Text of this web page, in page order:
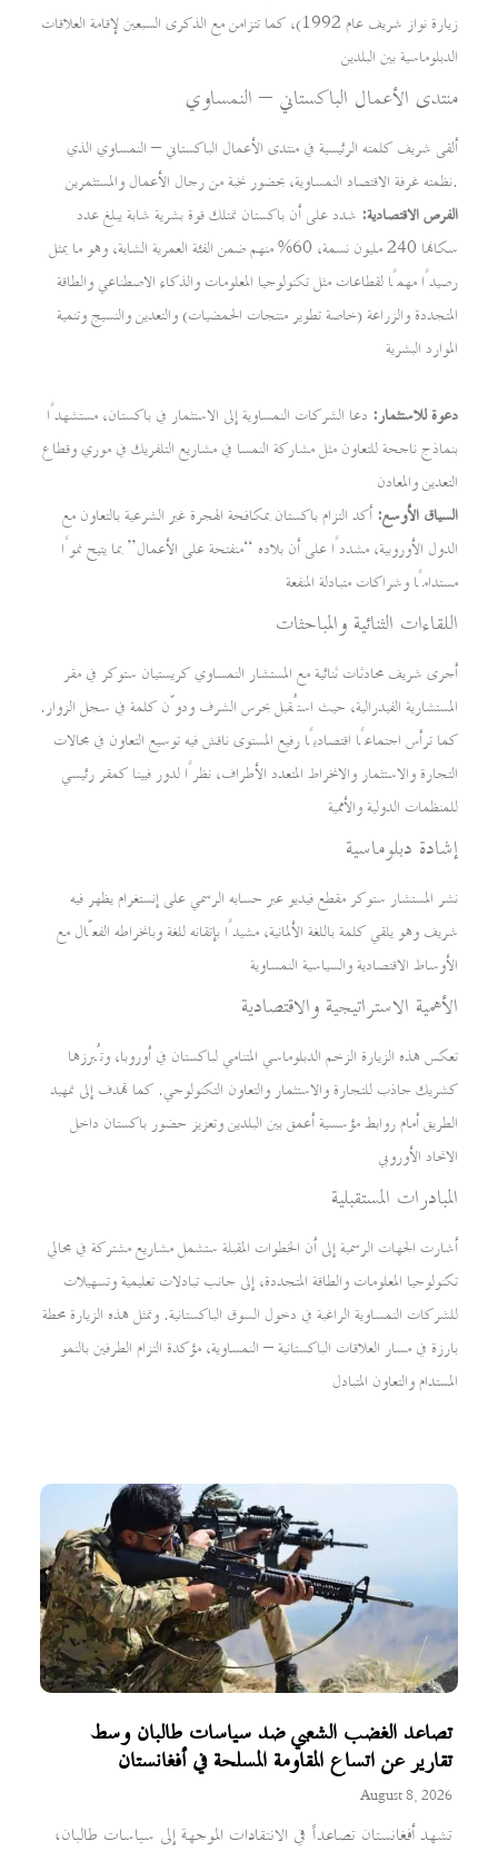
تصاعد الغضب الشعبي ضد سياسات طالبان وسط
تقارير عن اتساع المقاومة المسلحة في أفغانستان
August 8, 2026
تشهد أفغانستان تصاعداً في الانتقادات الموجهة إلى سياسات طالبان،
زيارة نواز شريف عام 1992)، كما تتزامن مع الذكرى السبعين لإقامة العلاقات
الدبلوماسية بين البلدين
منتدى الأعمال الباكستاني – النمساوي
ألقى شريف كلمته الرئيسية في منتدى الأعمال الباكستاني – النمساوي الذي
نظمته غرفة الاقتصاد النمساوية، بحضور نخبة من رجال الأعمال والمستثمرين.
الفرص الاقتصادية: شدد على أن باكستان تمتلك قوة بشرية شابة يبلغ عدد
سكانها 240 مليون نسمة، 60% منهم ضمن الفئة العمرية الشابة، وهو ما يمثل
رصيدًا مهمًا لقطاعات مثل تكنولوجيا المعلومات والذكاء الاصطناعي والطاقة
المتجددة والزراعة (خاصة تطوير منتجات الحمضيات) والتعدين والنسيج وتنمية
الموارد البشرية
دعوة للاستثمار: دعا الشركات النمساوية إلى الاستثمار في باكستان، مستشهدًا
بنماذج ناجحة للتعاون مثل مشاركة النمسا في مشاريع التلفريك في موري وقطاع
التعدين والمعادن
السياق الأوسع:أكد التزام باكستان بمكافحة الهجرة غير الشرعية بالتعاون مع
الدول الأوروبية، مشددًا على أن بلاده “منفتحة على الأعمال” بما يتيح نموًا
مستدامًا وشراكات متبادلة المنفعة
اللقاءات الثنائية والمباحثات
أجرى شريف محادثات ثنائية مع المستشار النمساوي كريستيان ستوكر في مقر
المستشارية الفيدرالية، حيث استُقبل بحرس الشرف ودوّن كلمة في سجل الزوار.
كما ترأس اجتماعًا اقتصاديًا رفيع المستوى ناقش فيه توسيع التعاون في مجالات
التجارة والاستثمار والانخراط المتعدد الأطراف، نظرًا لدور فيينا كمقر رئيسي
للمنظمات الدولية والأممية
إشادة دبلوماسية
نشر المستشار ستوكر مقطع فيديو عبر حسابه الرسمي على إنستغرام يظهر فيه
شريف وهو يلقي كلمة باللغة الألمانية، مشيدًا بإتقانه للغة وبانخراطه الفعّال مع
الأوساط الاقتصادية والسياسية النمساوية
الأهمية الاستراتيجية والاقتصادية
تعكس هذه الزيارة الزخم الدبلوماسي المتنامي لباكستان في أوروبا، وتُبرزها
كشريك جاذب للتجارة والاستثمار والتعاون التكنولوجي. كما تهدف إلى تمهيد
الطريق أمام روابط مؤسسية أعمق بين البلدين وتعزيز حضور باكستان داخل
الاتحاد الأوروبي
المبادرات المستقبلية
أشارت الجهات الرسمية إلى أن الخطوات المقبلة ستشمل مشاريع مشتركة في مجالي
تكنولوجيا المعلومات والطاقة المتجددة، إلى جانب تبادلات تعليمية وتسهيلات
للشركات النمساوية الراغبة في دخول السوق الباكستانية. وتمثل هذه الزيارة محطة
بارزة في مسار العلاقات الباكستانية – النمساوية، مؤكدة التزام الطرفين بالنمو
المستدام والتعاون المتبادل